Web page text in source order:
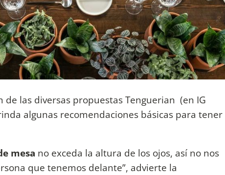
de las diversas propuestas Tenguerian (en IG
algunas recomendaciones básicas para tener
mesa no exceda la altura de los ojos, así no nos
que tenemos delante”, advierte la